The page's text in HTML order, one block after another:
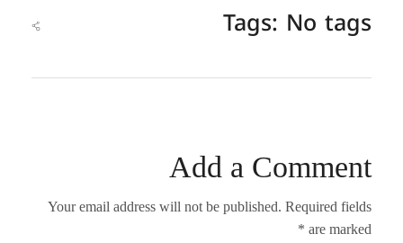
Tags: No tags
Add a Comment
Your email address will not be published. Required fields
are marked *